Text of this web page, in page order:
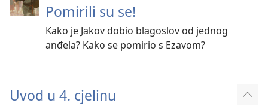
Pomirili su se!
Kako je Jakov dobio blagoslov od jednog
anđela? Kako se pomirio s Ezavom?
Uvod u 4. cjelinu